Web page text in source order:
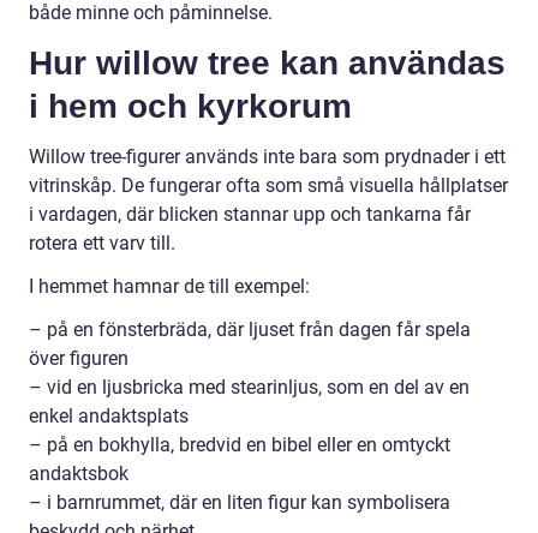
både minne och påminnelse.
Hur willow tree kan användas
i hem och kyrkorum
Willow tree-figurer används inte bara som prydnader i ett
vitrinskåp. De fungerar ofta som små visuella hållplatser
i vardagen, där blicken stannar upp och tankarna får
rotera ett varv till.
I hemmet hamnar de till exempel:
– på en fönsterbräda, där ljuset från dagen får spela
över figuren
– vid en ljusbricka med stearinljus, som en del av en
enkel andaktsplats
– på en bokhylla, bredvid en bibel eller en omtyckt
andaktsbok
– i barnrummet, där en liten figur kan symbolisera